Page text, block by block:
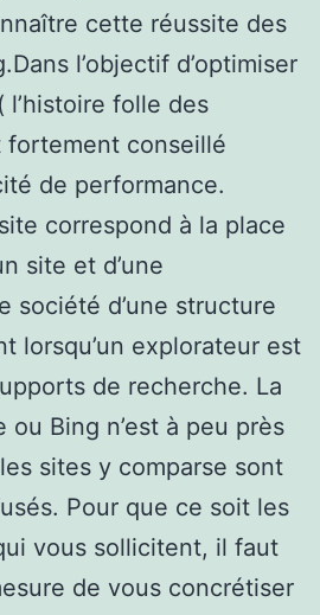
cette réussite des
l’objectif d’optimiser
folle des
fortement conseillé
de performance.
correspond à la place
site et d’une
société d’une structure
lorsqu’un explorateur est
de recherche. La
ou Bing n’est à peu près
sites y comparse sont
Pour que ce soit les
vous sollicitent, il faut
de vous concrétiser